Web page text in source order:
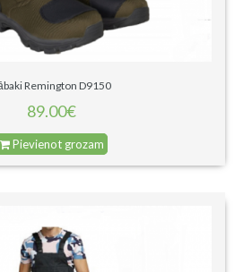
Remington D9150
89.00€
Pievienot grozam